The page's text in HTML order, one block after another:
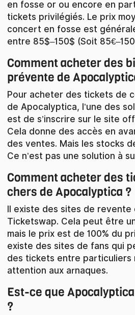
en fosse or ou encore en
tickets privilégiés. Le prix
concert en fosse est
entre 85$–150$ (Soit
Comment acheter des billets en
prévente de
Pour acheter des tickets de
de Apocalyptica, l’une des
est de s’inscrire sur le site
Cela donne des accès en
des ventes. Mais les stocks
Ce n’est pas une solution à
Comment acheter des tickets pas trop
chers de Apocalyptica ?
Il existe des sites de
Ticketswap. Cela peut être
mais le prix est de 100% du
existe des sites de fans qui
des tickets entre particuliers
attention aux arnaques.
Est-ce que Apocalyptica est en tournée
?